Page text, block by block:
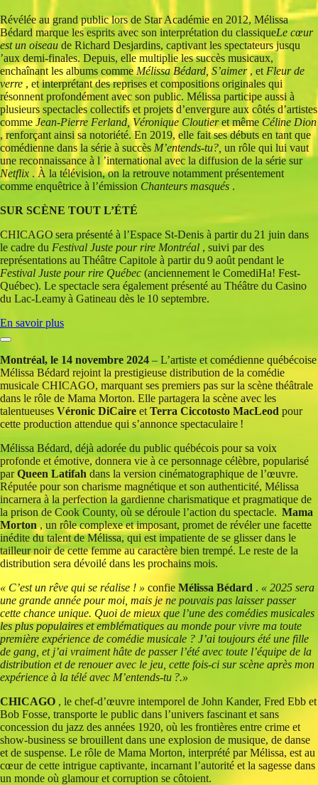
Révélée au grand public lors de Star Académie en 2012, Mélissa
Bédard marque les esprits avec son interprétation du classiqueLe cœur
est un oiseau de Richard Desjardins, captivant les spectateurs jusqu
’aux demi-finales. Depuis, elle multiplie les succès musicaux,
enchaînant les albums commeMélissa Bédard, S’aimer, et Fleur de
verre , et interprétant des reprises et compositions originales qui
résonnent profondément avec son public. Mélissa participe aussi à
plusieurs spectacles collectifs et projets d’envergure aux côtés d’artistes
comme Jean-Pierre Ferland, Véronique Cloutieret même Céline Dion
, renforçant ainsi sa notoriété. En 2019, elle fait ses débuts en tant que
comédienne dans la série à succès M’entends-tu?, un rôle qui lui vaut
une reconnaissance à l ’international avec la diffusion de la série sur
Netflix . À la télévision, on la retrouve notamment présentement
comme enquêtrice à l’émission Chanteurs masqués .
SUR SCÈNE TOUT L’ÉTÉ
CHICAGO sera présenté à l’Espace St-Denis à partir du 21 juin dans
le cadre du Festival Juste pour rire Montréal , suivi par des
représentations au Théâtre Capitole à partir du 9 août pendant le
Festival Juste pour rire Québec (anciennement le ComediHa! Fest-
Québec). Le spectacle sera également présenté au Théâtre du Casino
du Lac-Leamy à Gatineau dès le 10 septembre.
En savoir plus
Montréal, le 14 novembre 2024 – L’artiste et comédienne québécoise
Mélissa Bédard rejoint la prestigieuse distribution de la comédie
musicale CHICAGO, marquant ses premiers pas sur la scène théâtrale
dans le rôle de Mama Morton. Elle partagera la scène avec les
talentueuses Véronic DiCaire et Terra Ciccotosto MacLeod pour
cette production attendue qui s’annonce spectaculaire !
Mélissa Bédard, déjà adorée du public québécois pour sa voix
profonde et émotive, donnera vie à ce personnage célèbre, popularisé
parQueen Latifah dans la version cinématographique de l’œuvre.
Réputée pour son charisme magnétique et son authenticité, Mélissa
incarnera à la perfection la gardienne charismatique et pragmatique de
la prison de Cook County, où se déroule l’action du spectacle. Mama
Morton, un rôle complexe et imposant, promet de révéler une facette
inédite du talent de Mélissa, qui est impatiente de se glisser dans le
tailleur noir de cette femme au caractère bien trempé. Le reste de la
distribution sera dévoilé dans les prochains mois.
« C’est un rêve qui se réalise ! » confie Mélissa Bédard . « 2025 sera
une grande année pour moi, mais je ne pouvais pas laisser passer
cette chance unique. Quoi de mieux que l’une des comédies musicales
les plus populaires et emblématiques au monde pour vivre ma toute
première expérience de comédie musicale ? J’ai toujours été une fille
de gang, et j’ai vraiment hâte de passer l’été avec toute l’équipe de la
distribution et de renouer avec le jeu, cette fois-ci sur scène après mon
expérience à la télé avec M’entends-tu ?.»
CHICAGO , le chef-d’œuvre intemporel de John Kander, Fred Ebb et
Bob Fosse, transporte le public dans l’univers fascinant et sans
concession du jazz des années 1920, où les frontières entre crime et
show-business se brouillent dans une explosion de musique, de danse
et de suspense. Le rôle de Mama Morton, interprété par Mélissa, est au
cœur de cette intrigue captivante, incarnant l’autorité et la sagesse dans
un monde où glamour et corruption se côtoient.